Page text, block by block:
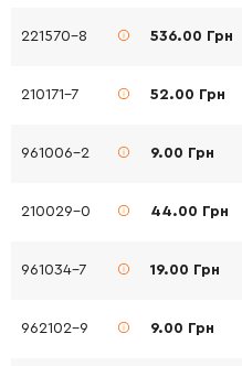
221570-8 536.00 Грн
210171-7 52.00 Грн
961006-2 9.00 Грн
210029-0 44.00 Грн
961034-7 19.00 Грн
962102-9 9.00 Грн